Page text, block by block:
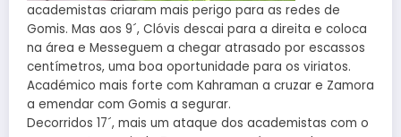
academistas criaram mais perigo para as redes de
Gomis. Mas aos 9´, Clóvis descai para a direita e coloca
na área e Messeguem a chegar atrasado por escassos
centímetros, uma boa oportunidade para os viriatos.
Académico mais forte com Kahraman a cruzar e Zamora
a emendar com Gomis a segurar.
Decorridos 17´, mais um ataque dos academistas com o